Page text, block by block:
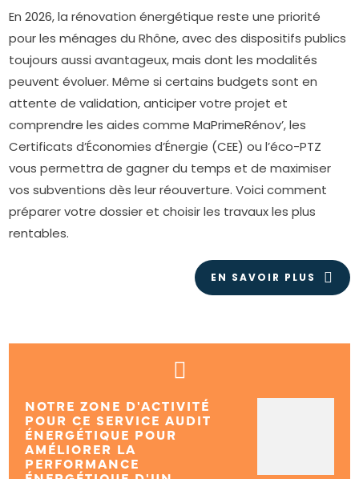
En 2026, la rénovation énergétique reste une priorité
pour les ménages du Rhône, avec des dispositifs publics
toujours aussi avantageux, mais dont les modalités
peuvent évoluer. Même si certains budgets sont en
attente de validation, anticiper votre projet et
comprendre les aides comme MaPrimeRénov’, les
Certificats d’Économies d’Énergie (CEE) ou l’éco-PTZ
vous permettra de gagner du temps et de maximiser
vos subventions dès leur réouverture. Voici comment
préparer votre dossier et choisir les travaux les plus
rentables.
EN SAVOIR PLUS
NOTRE ZONE D'ACTIVITÉ
POUR CE SERVICE AUDIT
ÉNERGÉTIQUE POUR
AMÉLIORER LA
PERFORMANCE